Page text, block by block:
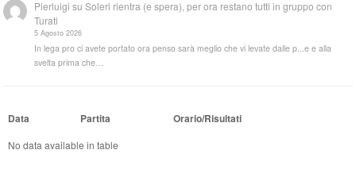
Pierluigi suSoleri rientra (e spera), per ora restano tutti in gruppo con
Turati
5 Agosto 2026
In lega pro ci avete portato ora penso sarà meglio che vi levate dalle p...e e alla
svelta prima che…
Data Partita Orario/Risultati
No data available in table